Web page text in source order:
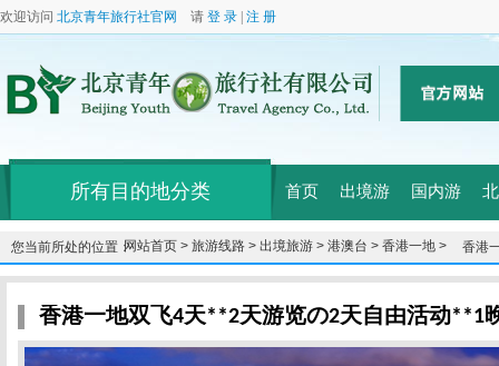
欢迎访问 北京青年旅行社官网 请 登 录 注 册
所有目的地分类 首页 出境游 国内游
您当前所处的位置：网站首页 > 旅游线路 > 出境旅游 > 港澳台 > 香港一地 >
香港
星酒
香港一地双飞4天**2天游览の2天自由活动**1